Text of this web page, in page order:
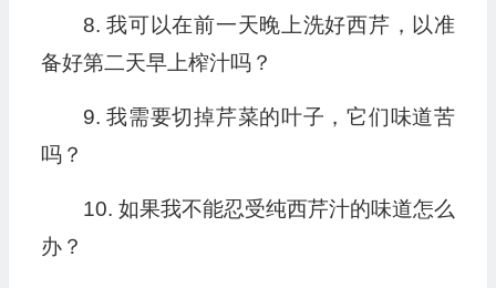
8. 我可以在前一天晚上洗好西芹，以准
备好第二天早上榨汁吗？
9. 我需要切掉芹菜的叶子，它们味道苦
吗？
10. 如果我不能忍受纯西芹汁的味道怎么
办？